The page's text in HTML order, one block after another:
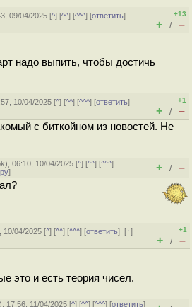
09/04/2025 [^] [^^] [^^^] [ответить]
+13
+ / –
надо выпить, чтобы достичь
10/04/2025 [^] [^^] [^^^] [ответить]
+1
+ / –
с биткойном из новостей. Не
), 06:10, 10/04/2025 [^] [^^] [^^^]
] + / –
10/04/2025 [^] [^^] [^^^] [ответить][↑]
+1
+ / –
это и есть теория чисел.
), 17:56, 11/04/2025 [^] [^^] [^^^] [ответить]